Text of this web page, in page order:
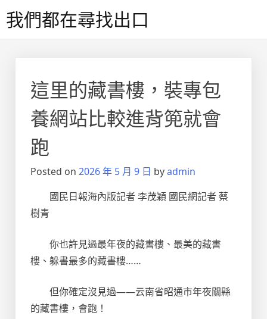
to我們都在尋找出口
這里的藏書樓，裝專包
養網站比較進背篼就會
跑
Posted on 2026 年 5 月 9 日 byadmin
國民日報海內版記者 李茂穎 國民網記者 蔡
樹青
你也許見過最年夜的藏書樓、最美的藏書
樓、躲書最多的藏書樓……
但你確定沒見過——云南省昭通市年夜關縣
的藏書樓，會跑！